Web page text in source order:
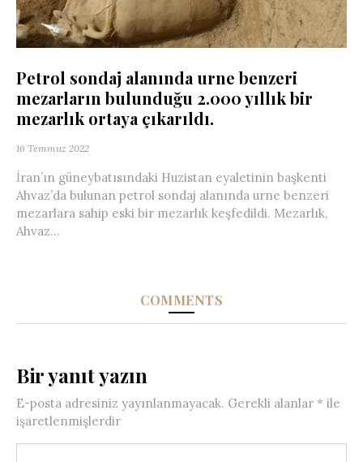
Petrol sondaj alanında urne benzeri
mezarların bulunduğu 2.000 yıllık bir
mezarlık ortaya çıkarıldı.
16 Temmuz 2022
İran’ın güneybatısındaki Huzistan eyaletinin başkenti
Ahvaz’da bulunan petrol sondaj alanında urne benzeri
mezarlara sahip eski bir mezarlık keşfedildi. Mezarlık,
Ahvaz...
COMMENTS
Bir yanıt yazın
E-posta adresiniz yayınlanmayacak. Gerekli alanlar * ile
işaretlenmişlerdir